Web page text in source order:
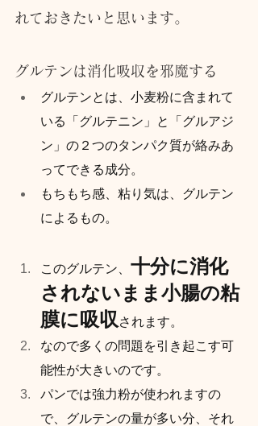
れておきたいと思います。
グルテンは消化吸収を邪魔する
グルテンとは、小麦粉に含まれて
いる「グルテニン」と「グルアジ
ン」の２つのタンパク質が絡みあ
ってできる成分。
もちもち感、粘り気は、グルテン
によるもの。
このグルテン、 十分に消化
されないまま小腸の粘
膜に吸収 されます。
なので多くの問題を引き起こす可
能性が大きいのです。
パンでは強力粉が使われますの
で、グルテンの量が多い分、それ